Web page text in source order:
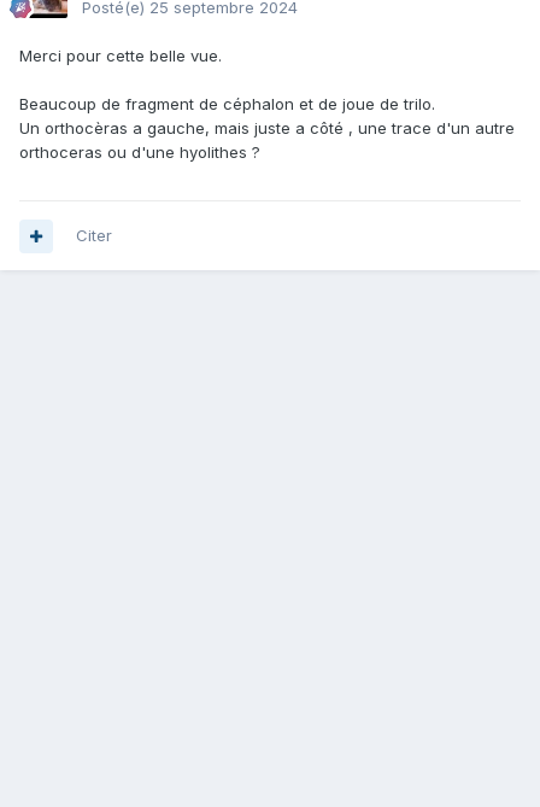
Posté(e) 25 septembre 2024
Merci pour cette belle vue.
Beaucoup de fragment de céphalon et de joue de trilo.
Un orthocèras a gauche, mais juste a côté , une trace d'un autre
orthoceras ou d'une hyolithes ?
Citer